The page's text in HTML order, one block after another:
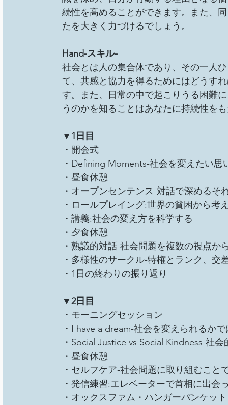
続性を高めることができます。また、
たを大きく力づけるでしょう。
Hand-スキル-
社会とは人の集合体であり、その一人
て、共感と協力を得るためにはどうす
す。また、日常の中で起こりうる困難
うのかを知ることはあなたに持続性を
▼1日目
・開会式
・Defining Moments-社会を変えたい思
・昼食休憩
・オープンセンテンス-対話で深めるそ
・ロールプレイング:世界の貧困から考
・講義:社会の変え方を科学する
・夕食休憩
・熟議的対話-社会問題を複数の視点か
・多様性のサークル-特権とランク、交
・1日の終わりの振り返り
▼2日目
・モーニングセッション
・I have a dream-社会を変えられるか
・Social Justice vs Social Kindness-社
・昼食休憩
・セルフケア-社会問題に取り組むこと
・発信練習:エレベーターで首相に出会
・オックスファム・ハンガーバンケッ